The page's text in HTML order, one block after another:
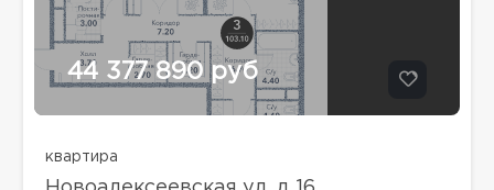
44 377 890 руб
квартира